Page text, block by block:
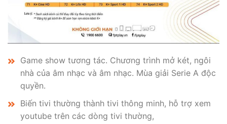
Game show tương tác. Chương trình mở két, ngôi
nhà của âm nhạc và âm nhạc. Mùa giải Serie A độc
quyền.
Biến tivi thường thành tivi thông minh, hỗ trợ xem
youtube trên các dòng tivi thường,